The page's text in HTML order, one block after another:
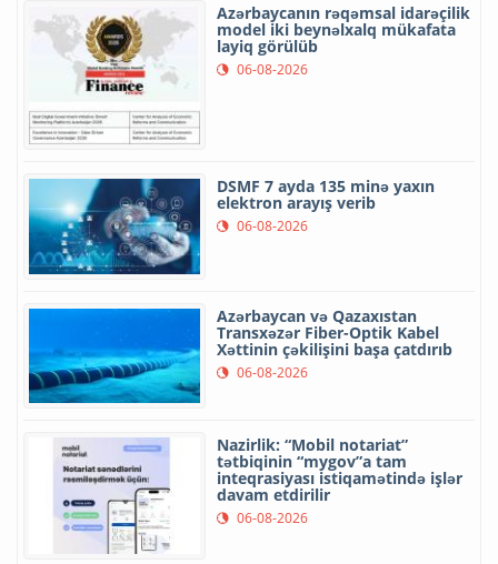
Azərbaycanın rəqəmsal idarəçilik
model iki beynəlxalq mükafata
layiq görülüb
06-08-2026
DSMF 7 ayda 135 minə yaxın
elektron arayış verib
06-08-2026
Azərbaycan və Qazaxıstan
Transxəzər Fiber-Optik Kabel
Xəttinin çəkilişini başa çatdırıb
06-08-2026
Nazirlik: “Mobil notariat”
tətbiqinin “mygov”a tam
inteqrasiyası istiqamətində işlər
davam etdirilir
06-08-2026